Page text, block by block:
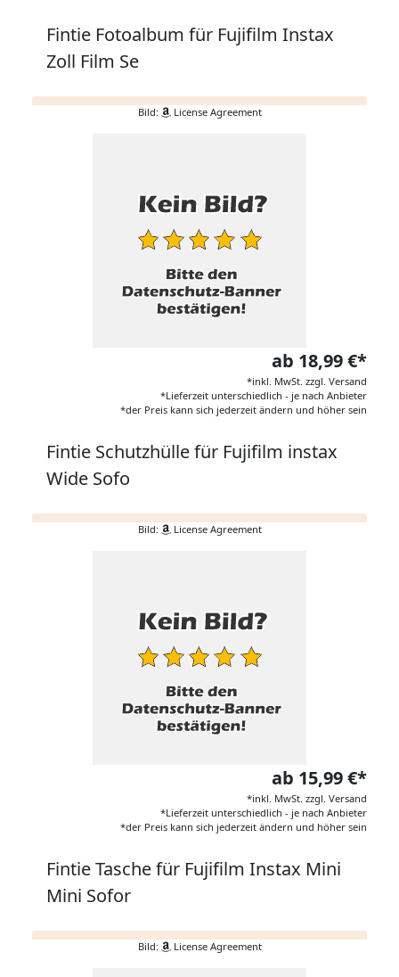
Fintie Fotoalbum für Fujifilm Instax
Zoll Film Se
Bild: License Agreement
ab 18,99 €*
*inkl. MwSt. zzgl. Versand
*Lieferzeit unterschiedlich - je nach Anbieter
*der Preis kann sich jederzeit ändern und höher sein
Fintie Schutzhülle für Fujifilm instax
Wide Sofo
Bild: License Agreement
ab 15,99 €*
*inkl. MwSt. zzgl. Versand
*Lieferzeit unterschiedlich - je nach Anbieter
*der Preis kann sich jederzeit ändern und höher sein
Fintie Tasche für Fujifilm Instax Mini
Mini Sofor
Bild: License Agreement